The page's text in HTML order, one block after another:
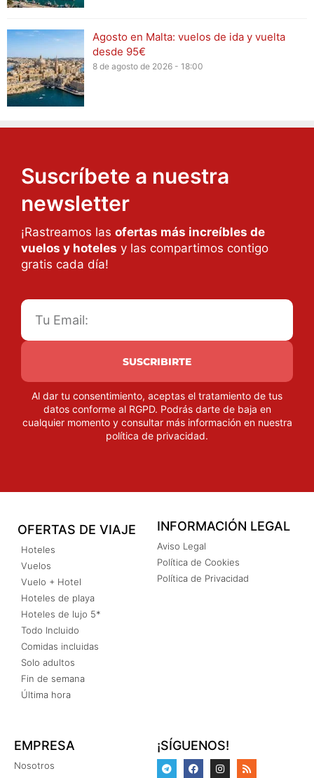
Agosto en Malta: vuelos de ida y vuelta
desde 95€
8 de agosto de 2026 - 18:00
Suscríbete a nuestra
newsletter
¡Rastreamos las ofertas más increíbles de
vuelos y hoteles y las compartimos contigo
gratis cada día!
SUSCRIBIRTE
Al dar tu consentimiento, aceptas el tratamiento de tus
datos conforme al RGPD. Podrás darte de baja en
cualquier momento y consultar más información en nuestra
política de privacidad.
OFERTAS DE VIAJE
Hoteles
Vuelos
Vuelo + Hotel
Hoteles de playa
Hoteles de lujo 5*
Todo Incluido
Comidas incluidas
Solo adultos
Fin de semana
Última hora
INFORMACIÓN LEGAL
Aviso Legal
Política de Cookies
Política de Privacidad
EMPRESA
Nosotros
¡SÍGUENOS!